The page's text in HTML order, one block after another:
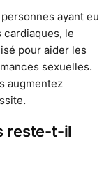
ayant eu
cardiaques, le
pour aider les
sexuelles.
augmentez
reste-t-il